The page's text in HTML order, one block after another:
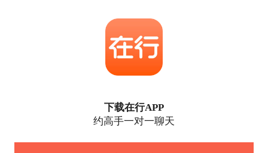
下载在行APP
约高手一对一聊天